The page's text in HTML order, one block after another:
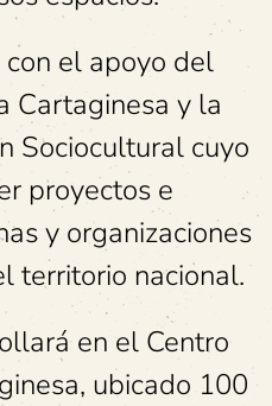
el apoyo del
Cartaginesa y la
Sociocultural cuyo
proyectos e
y organizaciones
territorio nacional.
en el Centro
ubicado 100